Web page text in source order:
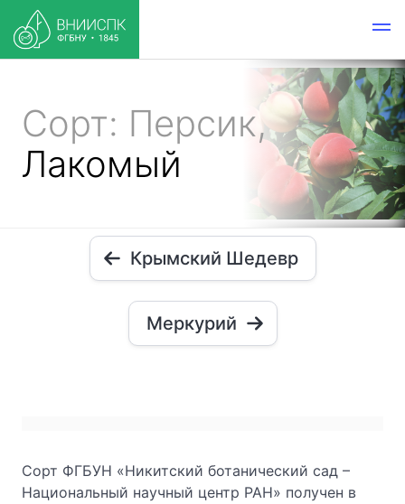
Сорт: Персик,
Лакомый
Крымский Шедевр
Меркурий
Сорт ФГБУН «Никитский ботанический сад –
Национальный научный центр РАН» получен в